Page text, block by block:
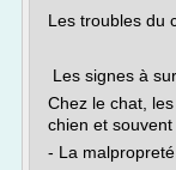
Les troubles du
Les signes à
Chez le chat,
chien et
- La malpropreté